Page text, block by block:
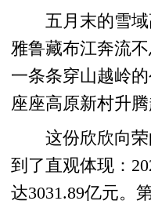
五月末的雪域
雅鲁藏布江奔流
一条条穿山越岭
座座高原新村升腾
这份欣欣向荣
到了直观体现：
达3031.89亿元。